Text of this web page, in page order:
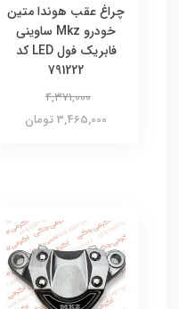
چراغ عقب هوندا متین
خودرو Mkz ساوینی
فابریک فول LED کد
791222
4,371,000
3,465,000 تومان